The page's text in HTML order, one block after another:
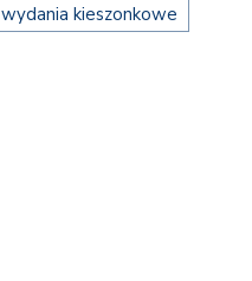
wydania kieszonkowe